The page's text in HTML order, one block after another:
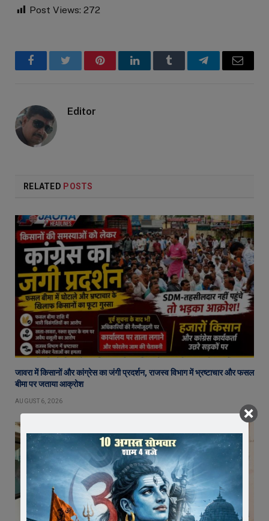
Post Views: 272
FacebookTwitter PinterestLinkedInTumblr TelegramEmail
Editor
RELATED POSTS
जावरा में किसानों और कांग्रेस का जंगी प्रदर्शन, राजस्व विभाग में भ्रष्टाचार और फसल
बीमा पर जताया आक्रोश
AUGUST 6, 2026